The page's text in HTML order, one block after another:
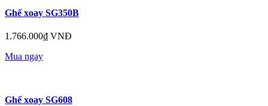
Ghế xoay SG350B
1.766.000₫ VNĐ
Mua ngay
Ghế xoay SG608